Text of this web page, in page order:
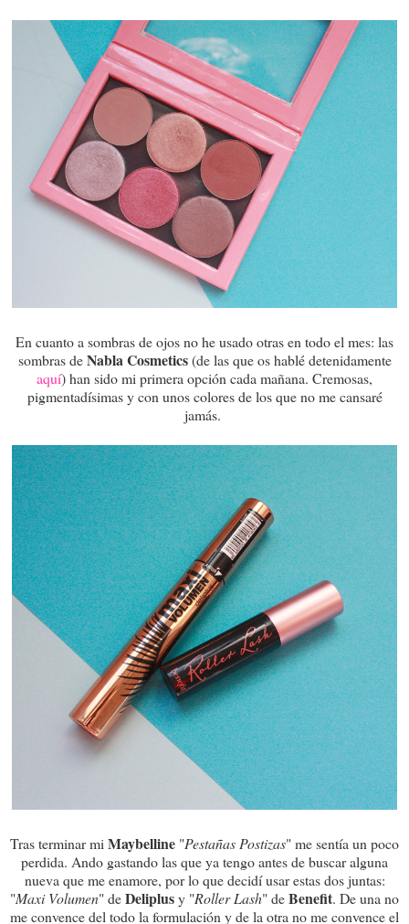
En cuanto a sombras de ojos no he usado otras en todo el mes: las
sombras deNabla Cosmetics(de las que os hablé detenidamente
aquí) han sido mi primera opción cada mañana. Cremosas,
pigmentadísimas y con unos colores de los que no me cansaré
jamás.
Tras terminar mi Maybelline "Pestañas Postizas" me sentía un poco
perdida. Ando gastando las que ya tengo antes de buscar alguna
nueva que me enamore, por lo que decidí usar estas dos juntas:
"Maxi Volumen" deDeliplusy "Roller Lash" deBenefit. De una no
me convence del todo la formulación y de la otra no me convence el